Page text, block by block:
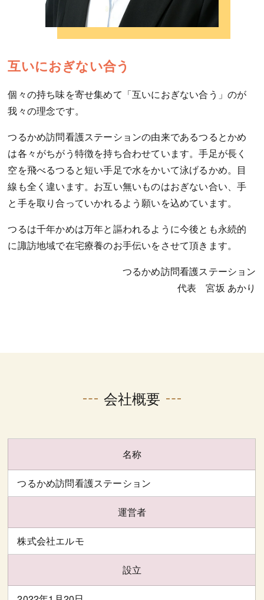
互いにおぎない合う
個々の持ち味を寄せ集めて「互いにおぎない合う」のが
我々の理念です。
つるかめ訪問看護ステーションの由来であるつるとかめ
は各々がちがう特徴を持ち合わせています。手足が長く
空を飛べるつると短い手足で水をかいて泳げるかめ。目
線も全く違います。お互い無いものはおぎない合い、手
と手を取り合っていかれるよう願いを込めています。
つるは千年かめは万年と謳われるように今後とも永続的
に諏訪地域で在宅療養のお手伝いをさせて頂きます。
つるかめ訪問看護ステーション
代表 宮坂 あかり
会社概要
名称
つるかめ訪問看護ステーション
運営者
株式会社エルモ
設立